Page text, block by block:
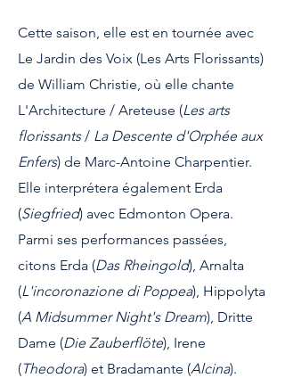
Cette saison, elle est en tournée avec
Le Jardin des Voix (Les Arts Florissants)
de William Christie, où elle chante
L'Architecture / Areteuse (Les arts
florissants/ La Descente d'Orphée aux
Enfers) de Marc-Antoine Charpentier.
Elle interprétera également Erda
(Siegfried) avec Edmonton Opera.
Parmi ses performances passées,
citons Erda (Das Rheingold), Arnalta
(L'incoronazione di Poppea), Hippolyta
(A Midsummer Night's Dream), Dritte
Dame (Die Zauberflöte), Irene
(Theodora) et Bradamante (Alcina).